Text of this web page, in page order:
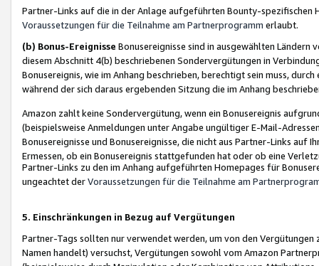
Partner-Links auf die in der Anlage aufgeführten Bounty-spezifischen
Voraussetzungen für die Teilnahme am Partnerprogramm erlaubt.
(b) Bonus-Ereignisse Bonusereignisse sind in ausgewählten Ländern
diesem Abschnitt 4(b) beschriebenen Sondervergütungen in
Bonusereignis, wie im Anhang beschrieben, berechtigt sein muss,
während der sich daraus ergebenden Sitzung die im Anhang
Amazon zahlt keine Sondervergütung, wenn ein Bonusereignis
(beispielsweise Anmeldungen unter Angabe ungültiger E-Mail-
Bonusereignisse und Bonusereignisse, die nicht aus Partner-Links auf
Ermessen, ob ein Bonusereignis stattgefunden hat oder ob eine
Partner-Links zu den im Anhang aufgeführten Homepages für
ungeachtet derVoraussetzungen für die Teilnahme am
5. Einschränkungen in Bezug auf Vergütungen
Partner-Tags sollten nur verwendet werden, um von den
Namen handelt) versuchst, Vergütungen sowohl vom Amazon